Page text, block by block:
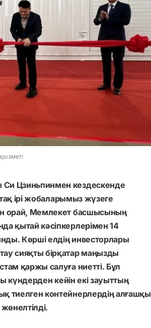
Цзиньпинмен кездескенде
ірі жобаларымыз жүзеге
орай, Мемлекет басшысының
қытай кәсіпкерлерімен 14
Көрші елдің инвесторлары
сияқты бірқатар маңызды
қаржы салуға ниетті. Бұл
күндерден кейін екі зауыттың
тиелген контейнерлердің алғашқы